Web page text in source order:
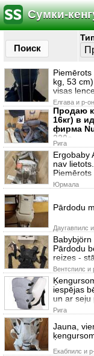
Сумки-
Поиск
kg, 53
visas
Елгава и р-он
Продаю
16кг) в
фирма
220е
Рига
Ergobaby
nav
Юрмала
Pārdodu
Даугавпилс
Pārdodu
reizes -
Вентспилс и
iespējas
un ar seju
Рига
Jauna,
Екабпилс и